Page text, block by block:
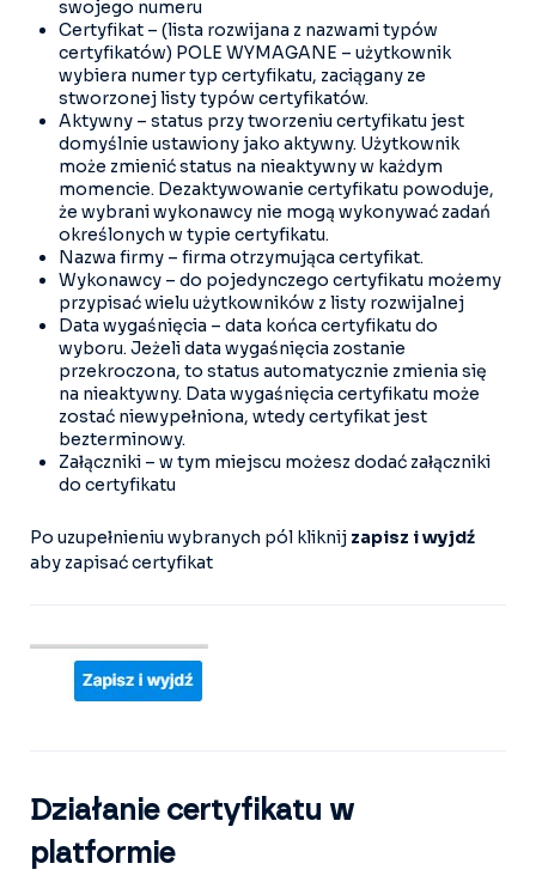
swojego numeru
Certyfikat – (lista rozwijana z nazwami typów
certyfikatów) POLE WYMAGANE – użytkownik
wybiera numer typ certyfikatu, zaciągany ze
stworzonej listy typów certyfikatów.
Aktywny – status przy tworzeniu certyfikatu jest
domyślnie ustawiony jako aktywny. Użytkownik
może zmienić status na nieaktywny w każdym
momencie. Dezaktywowanie certyfikatu powoduje,
że wybrani wykonawcy nie mogą wykonywać zadań
określonych w typie certyfikatu.
Nazwa firmy – firma otrzymująca certyfikat.
Wykonawcy – do pojedynczego certyfikatu możemy
przypisać wielu użytkowników z listy rozwijalnej
Data wygaśnięcia – data końca certyfikatu do
wyboru. Jeżeli data wygaśnięcia zostanie
przekroczona, to status automatycznie zmienia się
na nieaktywny. Data wygaśnięcia certyfikatu może
zostać niewypełniona, wtedy certyfikat jest
bezterminowy.
Załączniki – w tym miejscu możesz dodać załączniki
do certyfikatu
Po uzupełnieniu wybranych pól kliknij zapisz i wyjdź
aby zapisać certyfikat
Działanie certyfikatu w
platformie